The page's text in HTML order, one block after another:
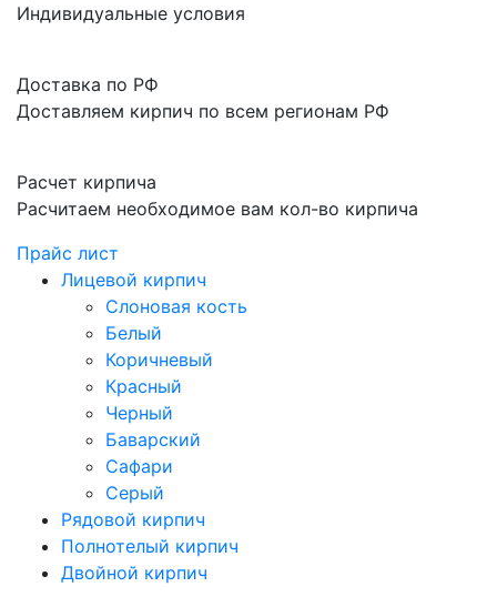
Индивидуальные условия
Доставка по РФ
Доставляем кирпич по всем регионам РФ
Расчет кирпича
Расчитаем необходимое вам кол-во кирпича
Прайс лист
Лицевой кирпич
Слоновая кость
Белый
Коричневый
Красный
Черный
Баварский
Сафари
Серый
Рядовой кирпич
Полнотелый кирпич
Двойной кирпич